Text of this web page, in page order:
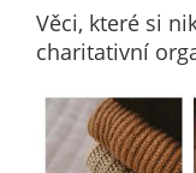
Věci, které si
charitativní